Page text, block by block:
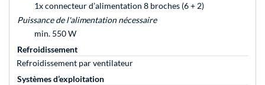
1x connecteur d’alimentation 8 broches (6 + 2)
Puissance de l'alimentation nécessaire
min. 550 W
Refroidissement
Refroidissement par ventilateur
Systèmes d’exploitation